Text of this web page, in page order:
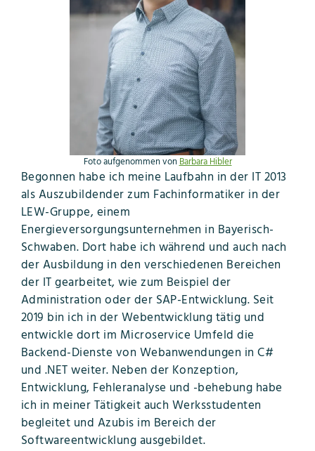
Begonnen habe ich meine Laufbahn in der IT 2013
als Auszubildender zum Fachinformatiker in der
LEW-Gruppe, einem
Energieversorgungsunternehmen in Bayerisch-
Schwaben. Dort habe ich während und auch nach
der Ausbildung in den verschiedenen Bereichen
der IT gearbeitet, wie zum Beispiel der
Administration oder der SAP-Entwicklung. Seit
2019 bin ich in der Webentwicklung tätig und
entwickle dort im Microservice Umfeld die
Backend-Dienste von Webanwendungen in C#
und .NET weiter. Neben der Konzeption,
Entwicklung, Fehleranalyse und -behebung habe
ich in meiner Tätigkeit auch Werksstudenten
begleitet und Azubis im Bereich der
Softwareentwicklung ausgebildet.
Foto aufgenommen vonBarbara Hibler